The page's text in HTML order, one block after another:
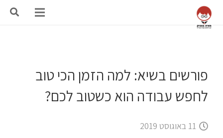
פורשים בשיא: למה הזמן הכי טוב
לחפש עבודה הוא כשטוב לכם?
11 באוגוסט 2019